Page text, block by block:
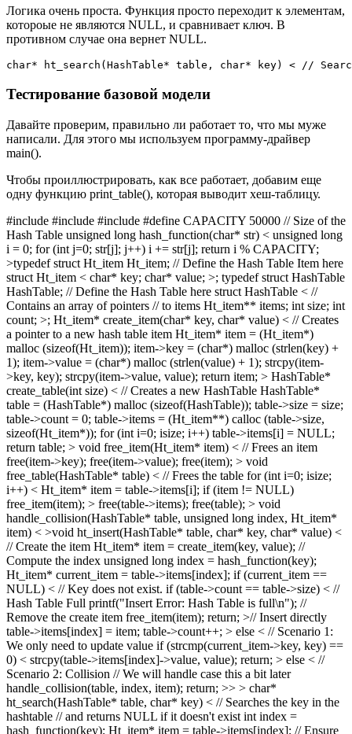
Логика очень проста. Функция просто переходит к элементам,
котороые не являются NULL, и сравнивает ключ. В
противном случае она вернет NULL.
char* ht_search(HashTable* table, char* key) < //
Тестирование базовой модели
Давайте проверим, правильно ли работает то, что мы муже
написали. Для этого мы используем программу-драйвер
main().
Чтобы проиллюстрировать, как все работает, добавим еще
одну функцию print_table(), которая выводит хеш-таблицу.
#include #include #include #define CAPACITY 50000 // Size of the
Hash Table unsigned long hash_function(char* str) < unsigned long
i = 0; for (int j=0; str[j]; j++) i += str[j]; return i % CAPACITY;
>typedef struct Ht_item Ht_item; // Define the Hash Table Item here
struct Ht_item < char* key; char* value; >; typedef struct HashTable
HashTable; // Define the Hash Table here struct HashTable < //
Contains an array of pointers // to items Ht_item** items; int size; int
count; >; Ht_item* create_item(char* key, char* value) < // Creates
a pointer to a new hash table item Ht_item* item = (Ht_item*)
malloc (sizeof(Ht_item)); item->key = (char*) malloc (strlen(key) +
1); item->value = (char*) malloc (strlen(value) + 1); strcpy(item-
>key, key); strcpy(item->value, value); return item; > HashTable*
create_table(int size) < // Creates a new HashTable HashTable*
table = (HashTable*) malloc (sizeof(HashTable)); table->size = size;
table->count = 0; table->items = (Ht_item**) calloc (table->size,
sizeof(Ht_item*)); for (int i=0; isize; i++) table->items[i] = NULL;
return table; > void free_item(Ht_item* item) < // Frees an item
free(item->key); free(item->value); free(item); > void
free_table(HashTable* table) < // Frees the table for (int i=0; isize;
i++) < Ht_item* item = table->items[i]; if (item != NULL)
free_item(item); > free(table->items); free(table); > void
handle_collision(HashTable* table, unsigned long index, Ht_item*
item) < >void ht_insert(HashTable* table, char* key, char* value) <
// Create the item Ht_item* item = create_item(key, value); //
Compute the index unsigned long index = hash_function(key);
Ht_item* current_item = table->items[index]; if (current_item ==
NULL) < // Key does not exist. if (table->count == table->size) < //
Hash Table Full printf("Insert Error: Hash Table is full\n"); //
Remove the create item free_item(item); return; >// Insert directly
table->items[index] = item; table->count++; > else < // Scenario 1:
We only need to update value if (strcmp(current_item->key, key) ==
0) < strcpy(table->items[index]->value, value); return; > else < //
Scenario 2: Collision // We will handle case this a bit later
handle_collision(table, index, item); return; >> > char*
ht_search(HashTable* table, char* key) < // Searches the key in the
hashtable // and returns NULL if it doesn't exist int index =
hash_function(key); Ht_item* item = table->items[index]; // Ensure